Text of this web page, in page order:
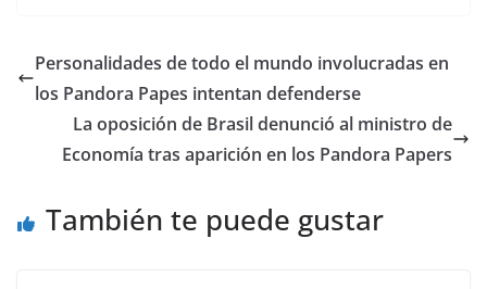
en sociedades offshore
aseguró que su
difusión son "una
amenaza para la
seguridad del
Personalidades de todo el mundo involucradas en
los Pandora Papes intentan defenderse
La oposición de Brasil denunció al ministro de
Economía tras aparición en los Pandora Papers
También te puede gustar